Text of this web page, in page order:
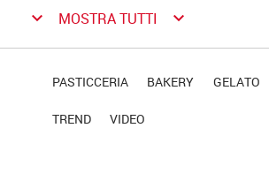
keyboard_arrow_down MOSTRA TUTTI keyboard_arrow_down
PASTICCERIA BAKERY GELATO
TREND VIDEO